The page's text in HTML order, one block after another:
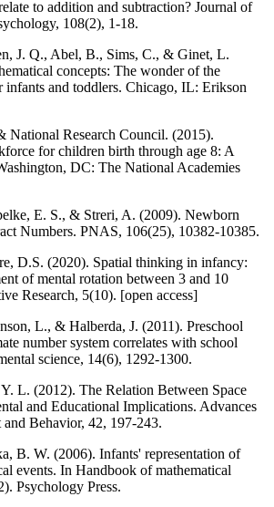
to addition and subtraction? Journal of
108(2), 1-18.
J. Q., Abel, B., Sims, C., & Ginet, L.
concepts: The wonder of the
infants and toddlers. Chicago, IL: Erikson
National Research Council. (2015).
for children birth through age 8: A
DC: The National Academies
E. S., & Streri, A. (2009). Newborn
Numbers. PNAS, 106(25), 10382-10385.
D.S. (2020). Spatial thinking in infancy:
of mental rotation between 3 and 10
Research, 5(10). [open access]
L., & Halberda, J. (2011). Preschool
number system correlates with school
science, 14(6), 1292-1300.
L. (2012). The Relation Between Space
and Educational Implications. Advances
Behavior, 42, 197-243.
B. W. (2006). Infants' representation of
events. In Handbook of mathematical
Psychology Press.